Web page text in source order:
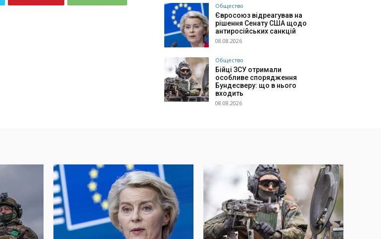
Общество
Євросоюз відреагував на
рішення Сенату США щодо
антиросійських санкцій
08.08.2026
Общество
Бійці ЗСУ отримали
особливе спорядження
Бундесверу: що в нього
входить
08.08.2026